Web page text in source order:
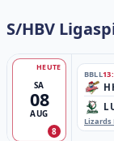
S/HBV
SA
08
AUG
HEUTE
8
BBLL
Lizards